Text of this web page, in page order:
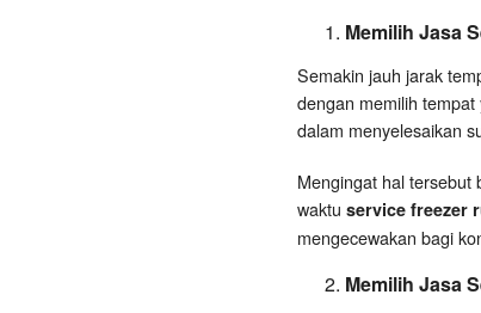
Memilih Jasa
Semakin jauh jarak
dengan memilih
dalam menyelesaikan
Mengingat hal tersebut
waktu service freezer
mengecewakan bagi
Memilih Jasa